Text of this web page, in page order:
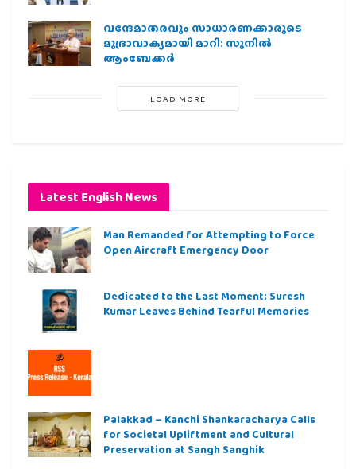
വന്ദേമാതരവും സാധാരണക്കാരുടെ
മുദ്രാവാക്യമായി മാറി: സുനിൽ
ആംബേക്കർ
LOAD MORE
Latest English News
Man Remanded for Attempting to Force
Open Aircraft Emergency Door
Dedicated to the Last Moment; Suresh
Kumar Leaves Behind Tearful Memories
Palakkad – Kanchi Shankaracharya Calls
for Societal Upliftment and Cultural
Preservation at Sangh Sanghik